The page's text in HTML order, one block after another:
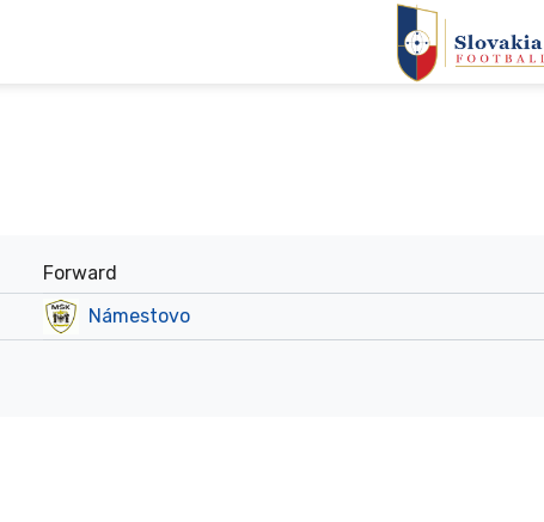
Forward
Námestovo